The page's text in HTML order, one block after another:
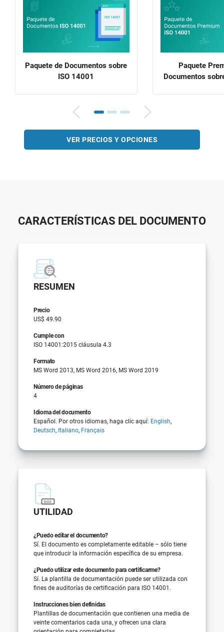
Paquete de Documentos sobre
ISO 14001
Paquete
Documentos
VER PRECIOS Y OPCIONES
CARACTERÍSTICAS DEL DOCUMENTO
RESUMEN
Precio
US$ 49.90
Cumple con
ISO 14001:2015 cláusula 4.3
Formato
MS Word 2013, MS Word 2016, MS Word 2019
Número de páginas
4
Idioma del documento
Español. Por otros idiomas, haga clic aquí: English,
Deutsch, Italiano, Français
UTILIDAD
¿Puedo editar el documento?
Sí. El documento es completamente editable – sólo tiene
que introducir la información específica de su empresa.
¿Puedo utilizar este documento para certificarme?
Sí. La plantilla de documentación puede ser utilizada con
fines de auditorías de certificación para ISO 14001.
Instrucciones bien definidas
Plantillas de documentación que contienen una media de
veinte comentarios cada una, y ofrecen una clara